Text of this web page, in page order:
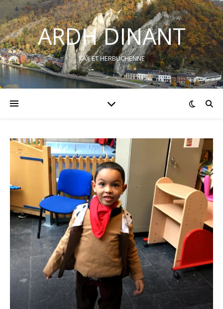
ARDH DINANT
SAX ET HERBUCHENNE